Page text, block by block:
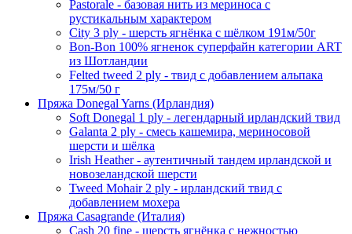
Pastorale - базовая нить из мериноса с
рустикальным характером
City 3 ply - шерсть ягнёнка с шёлком 191м/50г
Bon-Bon 100% ягненок суперфайн категории ART
из Шотландии
Felted tweed 2 ply - твид с добавлением альпака
175м/50 г
Пряжа Donegal Yarns (Ирландия)
Soft Donegal 1 ply - легендарный ирландский твид
Galanta 2 ply - смесь кашемира, мериносовой
шерсти и шёлка
Irish Heather - аутентичный тандем ирландской и
новозеландской шерсти
Tweed Mohair 2 ply - ирландский твид с
добавлением мохера
Пряжа Casagrande (Италия)
Cash 20 fine - шерсть ягнёнка с нежностью